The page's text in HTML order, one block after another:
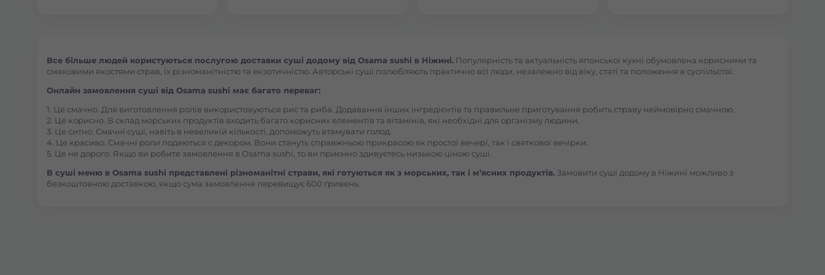
Броди
Буча
Все більше людей користуються послугою доставки суші додому від Osama sushi в Ніжині. Популярність та актуальність японської кухні обумовлена корисними та
смаковими якостями страв, їх різноманітністю та екзотичністю. Авторські суші полюбляють практично всі люди, незалежно від віку, статі та положення в суспільстві.
Онлайн замовлення суші від Osama sushi має багато переваг:
1. Це смачно. Для виготовлення ролів використовуються рис та риба. Додавання інших інгредієнтів та правильне приготування робить страву неймовірно смачною.
2. Це корисно. В склад морських продуктів входить багато корисних елементів та вітамінів, які необхідні для організму людини.
3. Це ситно. Смачні суші, навіть в невеликій кількості, допоможуть втамувати голод.
4. Це красиво. Смачні роли подаються с декором. Вони стануть справжньою прикрасою як простої вечері, так і святкової вечірки.
5. Це не дорого. Якщо ви робите замовлення в Osama sushi, то ви приємно здивуєтесь низькою ціною суші.
В суші меню в Osama sushi представлені різноманітні страви, які готуються як з морських, так і м’ясних продуктів. Замовити суші додому в Ніжині можливо з
безкоштовною доставкою, якщо сума замовлення перевищує 600 гривень.